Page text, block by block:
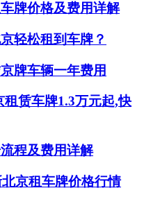
牌价格及费用详解
轻松租到车牌？
牌车辆一年费用
赁车牌1.3万元起,快
程及费用详解
京租车牌价格行情